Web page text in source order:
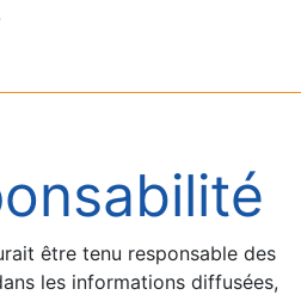
être tenu responsable des
les informations diffusées,